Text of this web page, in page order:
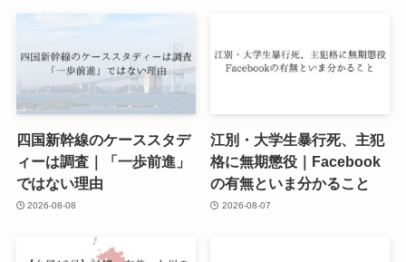
四国新幹線のケーススタデ
ィーは調査｜「一歩前進」
ではない理由
2026-08-08
江別・大学生暴行死、主犯
格に無期懲役｜Facebook
の有無といま分かること
2026-08-07